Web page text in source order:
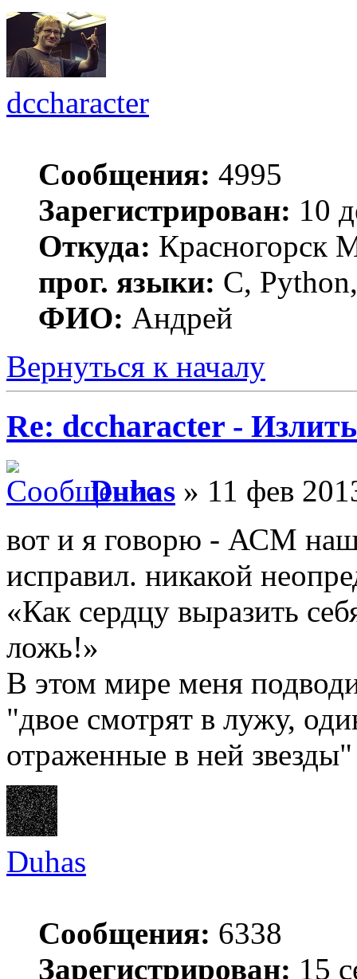
dccharacter
Сообщения: 4995
Зарегистрирован: 10
Откуда: Красногорск
прог. языки: C,
ФИО: Андрей
Вернуться к началу
Re: dccharacter -
Duhas » 11 фев
вот и я говорю - АСМ
исправил. никакой
«Как сердцу выразить
ложь!»
В этом мире меня
"двое смотрят в лужу,
отраженные в ней звезды"
Duhas
Сообщения: 6338
Зарегистрирован: 15